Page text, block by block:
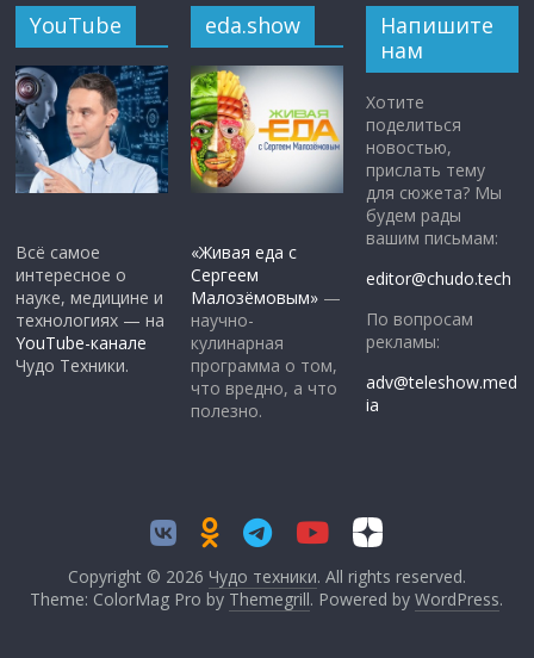
YouTube
Всё самое
интересное о
науке, медицине и
технологиях — на
YouTube-канале
Чудо Техники.
eda.show
«Живая еда с
Сергеем
Малозёмовым» —
научно-
кулинарная
программа о том,
что вредно, а что
полезно.
Напишите
нам
Хотите
поделиться
новостью,
прислать тему
для сюжета? Мы
будем рады
вашим письмам:
editor@chudo.tech
По вопросам
рекламы:
adv@teleshow.med
ia
Copyright © 2026 Чудо техники. All rights reserved.
Theme: ColorMag Pro by Themegrill. Powered byWordPress.